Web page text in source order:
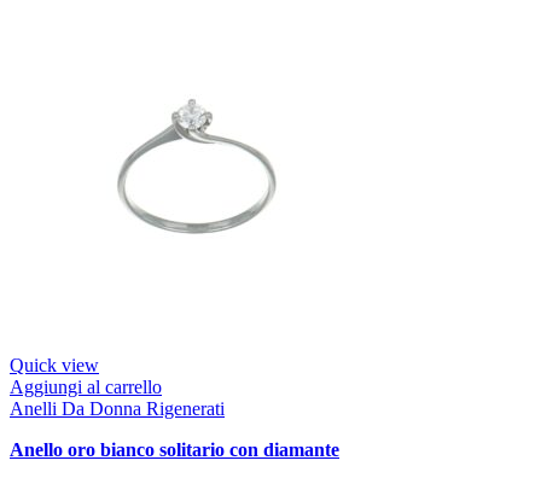
Quick view
Aggiungi al carrello
Anelli Da Donna Rigenerati
anello oro bianco solitario con diamante